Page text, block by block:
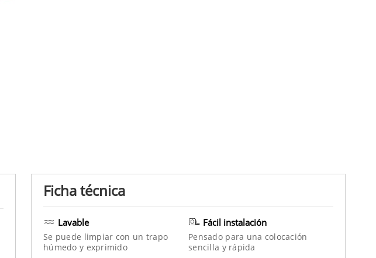
Ficha técnica
Lavable
Se puede limpiar con un trapo
húmedo y exprimido
Fácil instalación
Pensado para una colocación
sencilla y rápida